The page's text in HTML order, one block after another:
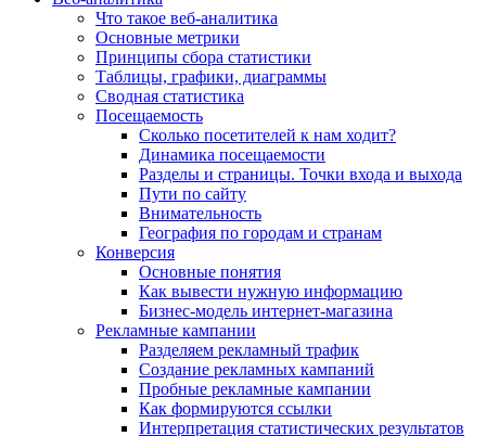
Что такое веб-аналитика
Основные метрики
Принципы сбора статистики
Таблицы, графики, диаграммы
Сводная статистика
Посещаемость
Сколько посетителей к нам ходит?
Динамика посещаемости
Разделы и страницы. Точки входа и выхода
Пути по сайту
Внимательность
География по городам и странам
Конверсия
Основные понятия
Как вывести нужную информацию
Бизнес-модель интернет-магазина
Рекламные кампании
Разделяем рекламный трафик
Создание рекламных кампаний
Пробные рекламные кампании
Как формируются ссылки
Интерпретация статистических результатов